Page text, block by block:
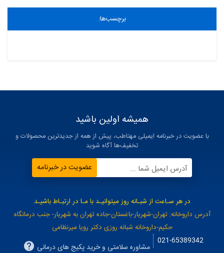
همیشه اولین باشید
با عضویت در خبرنامه ایمیلی مهتاطب، پیش از همه از جدیدترین محصولات و
آدرس ایمیل شما ... عضویت در خبرنامه
در هر سـاعت از شبـانه روز میتوانیـد با مـا در ارتبـاط باشیـد